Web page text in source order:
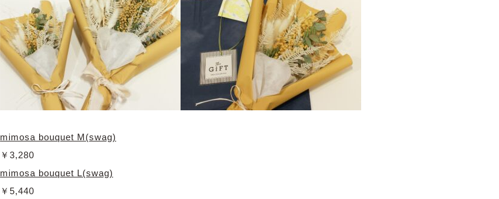
mimosa bouquet M(swag)
￥3,280
mimosa bouquet L(swag)
￥5,440